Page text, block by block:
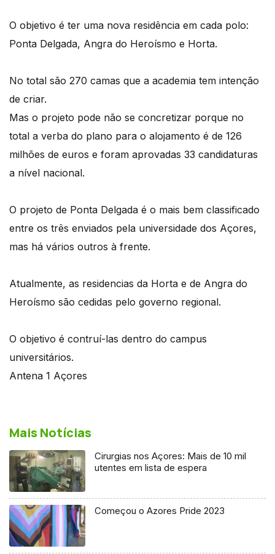
O objetivo é ter uma nova residência em cada polo:
Ponta Delgada, Angra do Heroísmo e Horta.
No total são 270 camas que a academia tem intenção
de criar.
Mas o projeto pode não se concretizar porque no
total a verba do plano para o alojamento é de 126
milhões de euros e foram aprovadas 33 candidaturas
a nível nacional.
O projeto de Ponta Delgada é o mais bem classificado
entre os três enviados pela universidade dos Açores,
mas há vários outros à frente.
Atualmente, as residencias da Horta e de Angra do
Heroísmo são cedidas pelo governo regional.
O objetivo é contruí-las dentro do campus
universitários.
Antena 1 Açores
Mais Notícias
Cirurgias nos Açores: Mais de 10 mil
utentes em lista de espera
Começou o Azores Pride 2023